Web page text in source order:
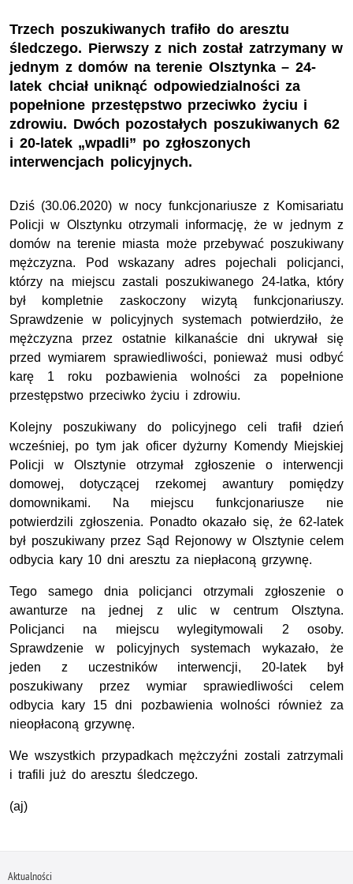
Trzech poszukiwanych trafiło do aresztu
śledczego. Pierwszy z nich został zatrzymany w
jednym z domów na terenie Olsztynka – 24-
latek chciał uniknąć odpowiedzialności za
popełnione przestępstwo przeciwko życiu i
zdrowiu. Dwóch pozostałych poszukiwanych 62
i 20-latek „wpadli” po zgłoszonych
interwencjach policyjnych.
Dziś (30.06.2020) w nocy funkcjonariusze z Komisariatu
Policji w Olsztynku otrzymali informację, że w jednym z
domów na terenie miasta może przebywać poszukiwany
mężczyzna. Pod wskazany adres pojechali policjanci,
którzy na miejscu zastali poszukiwanego 24-latka, który
był kompletnie zaskoczony wizytą funkcjonariuszy.
Sprawdzenie w policyjnych systemach potwierdziło, że
mężczyzna przez ostatnie kilkanaście dni ukrywał się
przed wymiarem sprawiedliwości, ponieważ musi odbyć
karę 1 roku pozbawienia wolności za popełnione
przestępstwo przeciwko życiu i zdrowiu.
Kolejny poszukiwany do policyjnego celi trafił dzień
wcześniej, po tym jak oficer dyżurny Komendy Miejskiej
Policji w Olsztynie otrzymał zgłoszenie o interwencji
domowej, dotyczącej rzekomej awantury pomiędzy
domownikami. Na miejscu funkcjonariusze nie
potwierdzili zgłoszenia. Ponadto okazało się, że 62-latek
był poszukiwany przez Sąd Rejonowy w Olsztynie celem
odbycia kary 10 dni aresztu za niepłaconą grzywnę.
Tego samego dnia policjanci otrzymali zgłoszenie o
awanturze na jednej z ulic w centrum Olsztyna.
Policjanci na miejscu wylegitymowali 2 osoby.
Sprawdzenie w policyjnych systemach wykazało, że
jeden z uczestników interwencji, 20-latek był
poszukiwany przez wymiar sprawiedliwości celem
odbycia kary 15 dni pozbawienia wolności również za
nieopłaconą grzywnę.
We wszystkich przypadkach mężczyźni zostali zatrzymali
i trafili już do aresztu śledczego.
(aj)
Aktualności